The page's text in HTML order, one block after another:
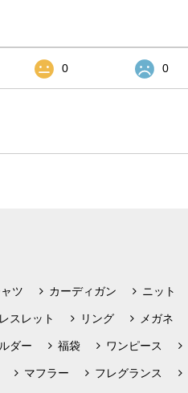
0 0
ツ カーディガン ニット
スレット リング メガネ
ダー 福袋 ワンピース
マフラー フレグランス